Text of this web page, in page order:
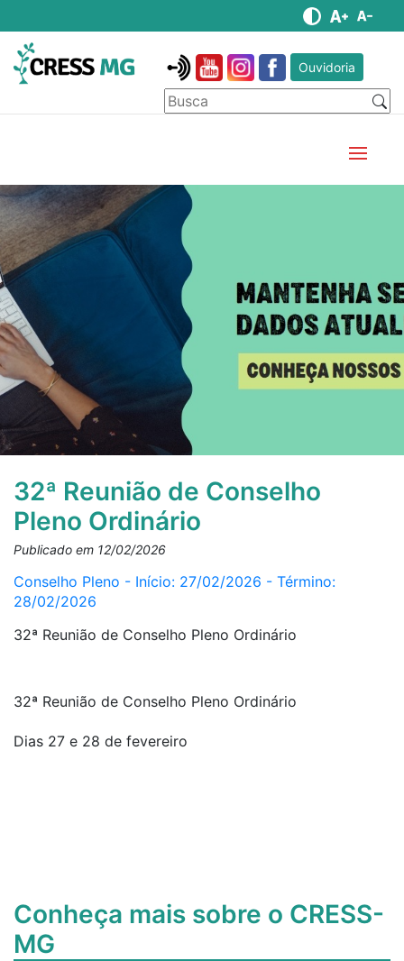
Ouvidoria
32ª Reunião de Conselho
Pleno Ordinário
Publicado em 12/02/2026
Conselho Pleno - Início: 27/02/2026 - Término:
28/02/2026
32ª Reunião de Conselho Pleno Ordinário
32ª Reunião de Conselho Pleno Ordinário
Dias 27 e 28 de fevereiro
Conheça mais sobre o CRESS-
MG